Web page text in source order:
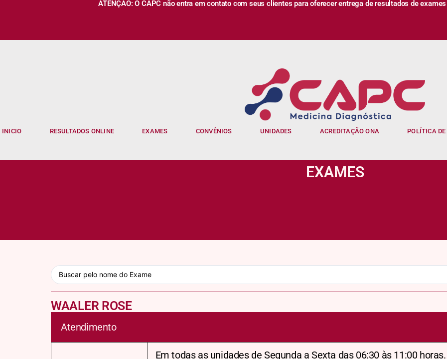
ATENÇÃO: O CAPC não entra em contato com seus clientes para oferecer entrega de resultados de
INICIO RESULTADOS ONLINE EXAMES CONVÊNIOS UNIDADES ACREDITAÇÃO ONA POLÍTICA
EXAMES
WAALER ROSE
Atendimento
Em todas as unidades de Segunda a Sexta das 06:30 às 11:00 horas.